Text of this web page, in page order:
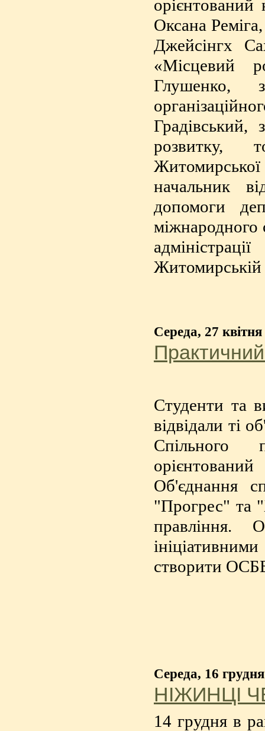
Оксана
Джейсінгх
«Місцевий
Глушенко,
Градівський,
розвитку,
Житомирської
начальник
допомоги
міжнародного
Житомирській
Середа, 27
Студенти та
відвідали ті
Спільного
Об'єднання
"Прогрес" та
правління.
створити
Середа, 16
НІЖИНЦІ
14 грудня в